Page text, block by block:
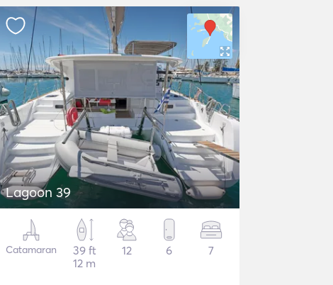
Lagoon 39
Catamaran
39 ft
12 m
12 6 7